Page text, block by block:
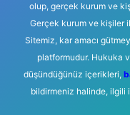
olup, gerçek kurum ve
Gerçek kurum ve kişiler
Sitemiz, kar amacı
platformudur. Hukuka
düşündüğünüz içerikleri,
bildirmeniz halinde, ilgili